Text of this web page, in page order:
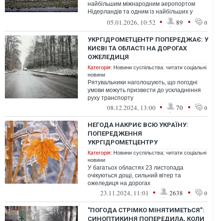
найбільшим міжнародним аеропортом
Нідерландів та одним із найбільших у
Європі, скасував щонайменше 450 рейсів
05.01.2026, 10:52 • 89 • 0
УКРГІДРОМЕТЦЕНТР ПОПЕРЕДЖАЄ: У
КИЄВІ ТА ОБЛАСТІ НА ДОРОГАХ
ОЖЕЛЕДИЦЯ
Категорія: Новини суспільства: читати соціальні
новини
Рятувальники наголошують, що погодні
умови можуть призвести до ускладнення
руху транспорту
08.12.2024, 13:00 • 70 • 0
НЕГОДА НАКРИЄ ВСЮ УКРАЇНУ:
ПОПЕРЕДЖЕННЯ
УКРГІДРОМЕТЦЕНТРУ
Категорія: Новини суспільства: читати соціальні
новини
У багатьох областях 23 листопада
очікуються дощі, сильний вітер та
ожеледиця на дорогах
23.11.2024, 11:01 • 2638 • 0
"ПОГОДА СТРІМКО МІНЯТИМЕТЬСЯ":
СИНОПТИКИНЯ ПОПЕРЕДИЛА, КОЛИ